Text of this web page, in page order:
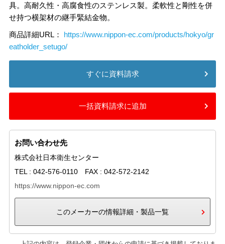
具。高耐久性・高腐食性のステンレス製。柔軟性と剛性を併
せ持つ横架材の継手緊結金物。
商品詳細URL： https://www.nippon-ec.com/products/hokyo/gr
eatholder_setugo/
すぐに資料請求
一括資料請求に追加
お問い合わせ先
株式会社日本衛生センター
TEL : 042-576-0110 FAX : 042-572-2142
https://www.nippon-ec.com
このメーカーの情報詳細・製品一覧